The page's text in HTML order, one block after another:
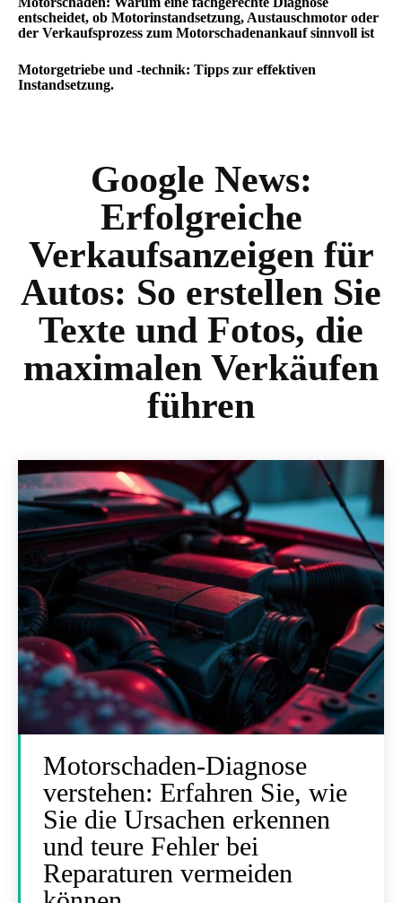
entscheidet, ob Motorinstandsetzung, Austauschmotor oder
der Verkaufsprozess zum Motorschadenankauf sinnvoll ist
Motorgetriebe und -technik: Tipps zur effektiven
Instandsetzung.
Google News:
Erfolgreiche
Verkaufsanzeigen für
Autos: So erstellen Sie
Texte und Fotos, die
maximalen Verkäufen
führen
Motorschaden-Diagnose
verstehen: Erfahren Sie, wie
Sie die Ursachen erkennen
und teure Fehler bei
Reparaturen vermeiden